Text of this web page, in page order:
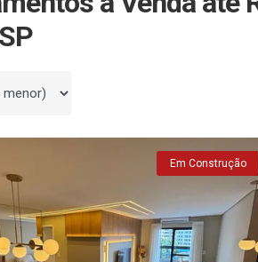
Em Construção